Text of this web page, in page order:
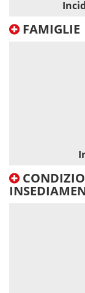
FAMIGLIE